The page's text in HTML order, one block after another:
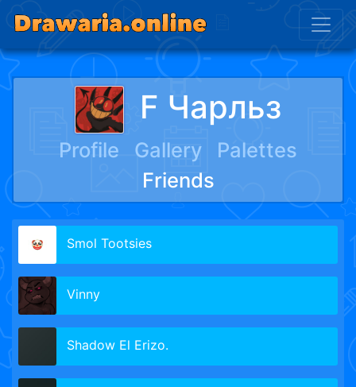
F Чарльз
Profile Gallery
Palettes
Friends
Smol Tootsies
Vinny
Shadow El Erizo.